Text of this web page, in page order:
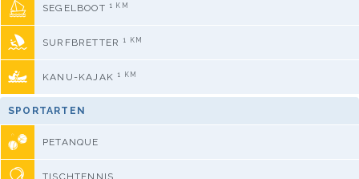
SEGELBOOT 1 KM
SURFBRETTER 1 KM
KANU-KAJAK 1 KM
SPORTARTEN
PETANQUE
TISCHTENNIS